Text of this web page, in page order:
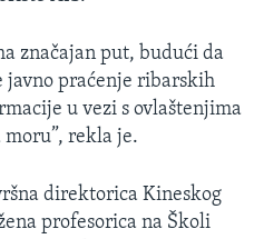
značajan put, budući da
javno praćenje ribarskih
u vezi s ovlaštenjima
rekla je.
direktorica Kineskog
profesorica na Školi